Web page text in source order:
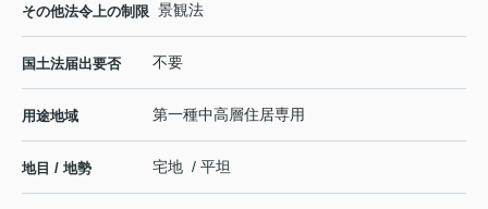
その他法令上の制限 景観法
国土法届出要否 不要
用途地域 第一種中高層住居専用
地目 / 地勢 宅地 / 平坦